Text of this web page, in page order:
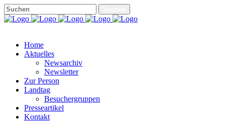
Home
Aktuelles
Newsarchiv
Newsletter
Zur Person
Landtag
Besuchergruppen
Presseartikel
Kontakt